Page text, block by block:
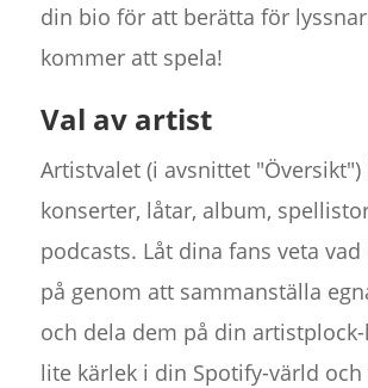
din bio för att berätta för
kommer att spela!
Val av artist
Artistvalet (i avsnittet "Översikt")
konserter, låtar, album,
podcasts. Låt dina fans veta
på genom att sammanställa
och dela dem på din
lite kärlek i din Spotify-värld och